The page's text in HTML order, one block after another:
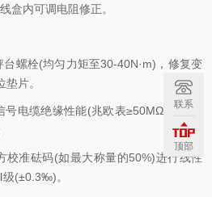
盒内可调电阻修正。
螺栓(均匀力矩至30-40N·m)，修复变
片。
电缆绝缘性能(兆欧表≥50MΩ)，排查
准砝码(如最大称量的50%)进行线性
(±0.3‰)。
联系
顶部